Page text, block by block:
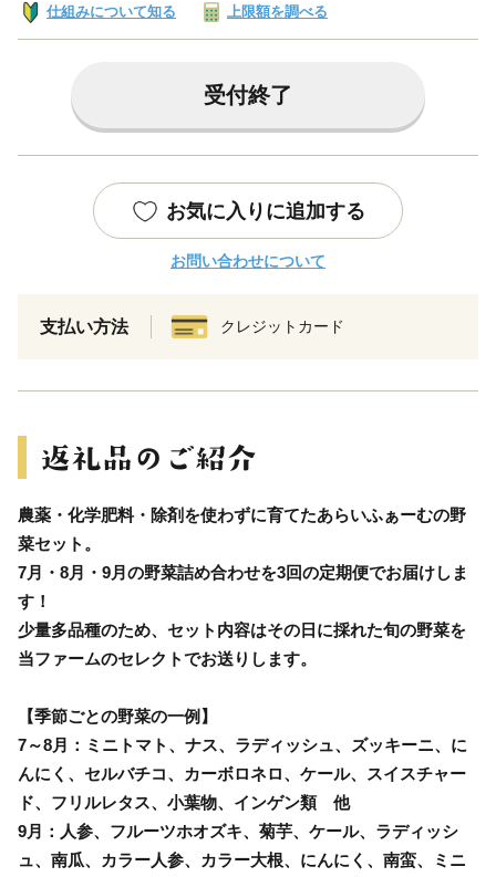
仕組みについて知る 上限額を調べる
受付終了
お気に入りに追加する
お問い合わせについて
支払い方法 クレジットカード
農薬・化学肥料・除剤を使わずに育てたあらいふぁーむの野
菜セット。
7月・8月・9月の野菜詰め合わせを3回の定期便でお届けしま
す！
少量多品種のため、セット内容はその日に採れた旬の野菜を
当ファームのセレクトでお送りします。
【季節ごとの野菜の一例】
7～8月：ミニトマト、ナス、ラディッシュ、ズッキーニ、に
んにく、セルバチコ、カーボロネロ、ケール、スイスチャー
ド、フリルレタス、小葉物、インゲン類 他
9月：人参、フルーツホオズキ、菊芋、ケール、ラディッシ
ュ、南瓜、カラー人参、カラー大根、にんにく、南蛮、ミニ